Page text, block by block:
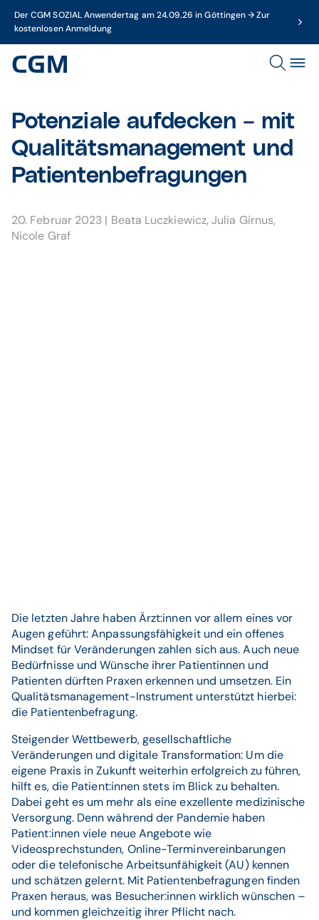
Der CGM SOZIAL Anwendertag am 24.09.26 in Göttingen → Zur
kostenlosen Anmeldung
Potenziale aufdecken – mit
Qualitätsmanagement und
Patientenbefragungen
20. Februar 2023 | Beata Luczkiewicz,Julia Girnus,
Nicole Graf
Die letzten Jahre haben Ärzt:innen vor allem eines vor
Augen geführt: Anpassungsfähigkeit und ein offenes
Mindset für Veränderungen zahlen sich aus. Auch neue
Bedürfnisse und Wünsche ihrer Patientinnen und
Patienten dürften Praxen erkennen und umsetzen. Ein
Qualitätsmanagement-Instrument unterstützt hierbei:
die Patientenbefragung.
Steigender Wettbewerb, gesellschaftliche
Veränderungen und digitale Transformation: Um die
eigene Praxis in Zukunft weiterhin erfolgreich zu führen,
hilft es, die Patient:innen stets im Blick zu behalten.
Dabei geht es um mehr als eine exzellente medizinische
Versorgung. Denn während der Pandemie haben
Patient:innen viele neue Angebote wie
Videosprechstunden, Online-Terminvereinbarungen
oder die telefonische Arbeitsunfähigkeit (AU) kennen
und schätzen gelernt. Mit Patientenbefragungen finden
Praxen heraus, was Besucher:innen wirklich wünschen –
und kommen gleichzeitig ihrer Pflicht nach.